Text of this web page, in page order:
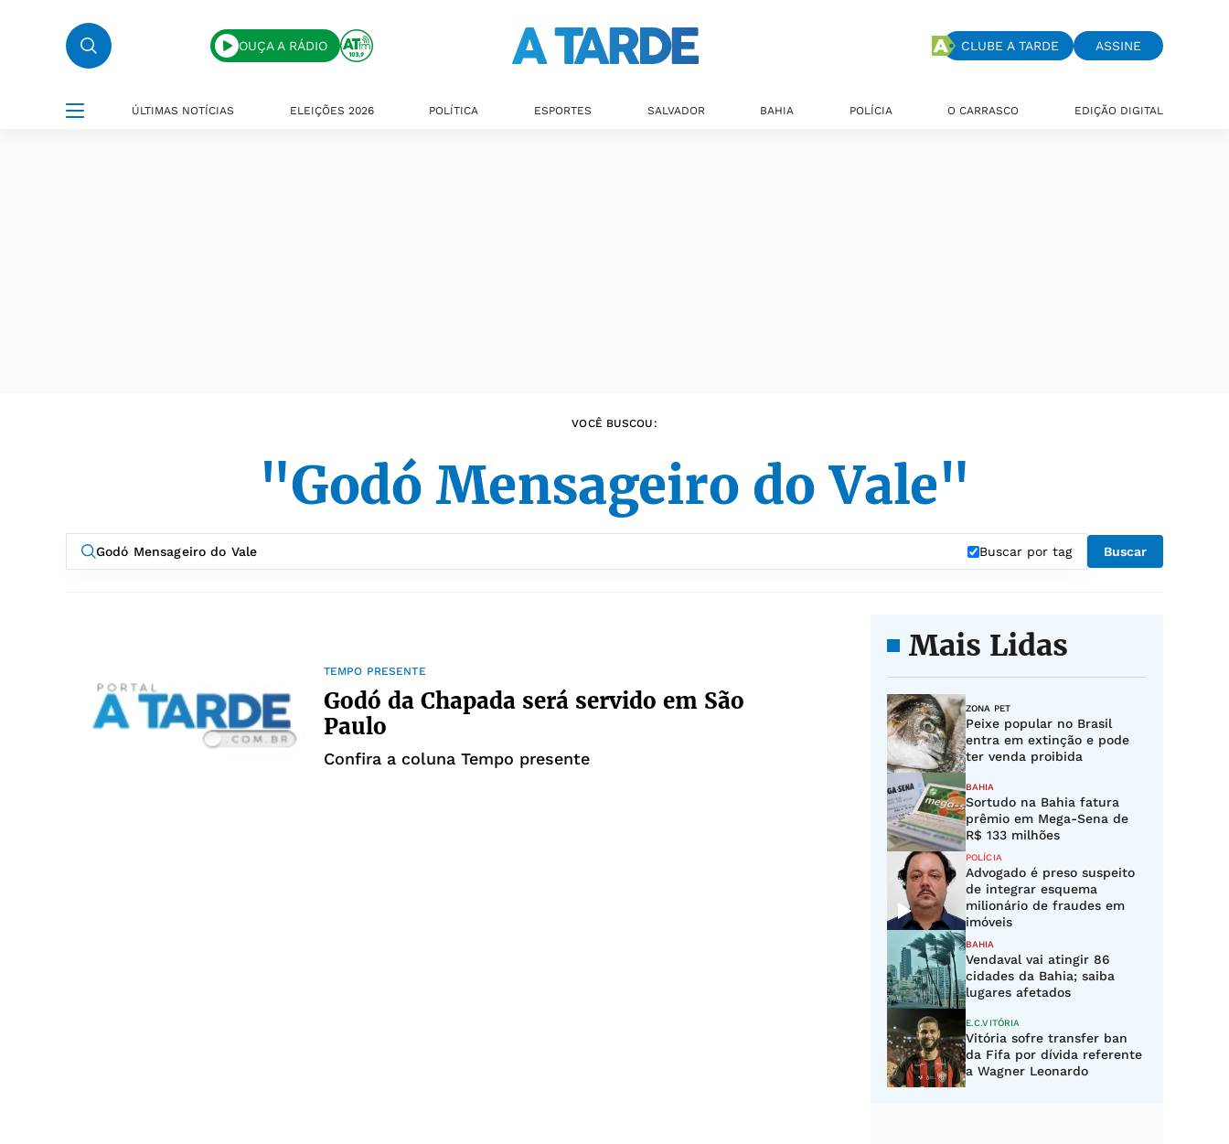
OUÇA A RÁDIO CLUBE A TARDE ASSINE
ÚLTIMAS NOTÍCIAS ELEIÇÕES 2026 POLÍTICA ESPORTES SALVADOR BAHIA POLÍCIA O CARRASCO EDIÇÃO DIGITAL
VOCÊ BUSCOU:
"Godó Mensageiro do Vale"
Buscar por tag Buscar
TEMPO PRESENTE
Godó da Chapada será servido em São
Paulo
Confira a coluna Tempo presente
Mais Lidas
ZONA PET
Peixe popular no Brasil
entra em extinção e pode
ter venda proibida
BAHIA
Sortudo na Bahia fatura
prêmio em Mega-Sena de
R$ 133 milhões
POLÍCIA
Advogado é preso suspeito
de integrar esquema
milionário de fraudes em
imóveis
BAHIA
Vendaval vai atingir 86
cidades da Bahia; saiba
lugares afetados
E.C.VITÓRIA
Vitória sofre transfer ban
da Fifa por dívida referente
a Wagner Leonardo